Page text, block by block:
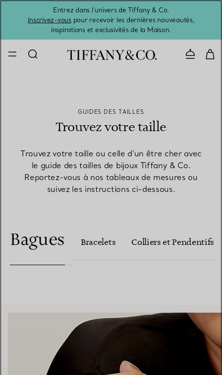
Entrez dans l’univers de Tiffany & Co.
Inscrivez-vouspour recevoir les dernières nouveautés,
inspirations et exclusivités de la Maison.
GUIDES DES TAILLES
Trouvez votre taille
Trouvez votre taille ou celle d’un être cher avec
le guide des tailles de bijoux Tiffany & Co.
Reportez-vous à nos tableaux de mesures ou
suivez les instructions ci-dessous.
Bagues Bracelets Colliers et Pendentifs